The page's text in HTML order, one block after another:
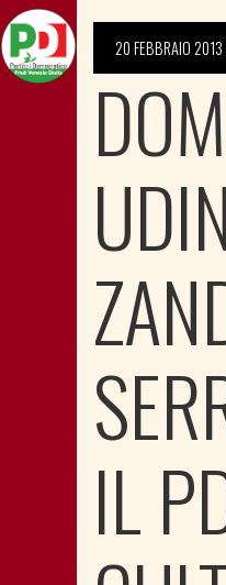
20 FEBBRAIO 2013
IL